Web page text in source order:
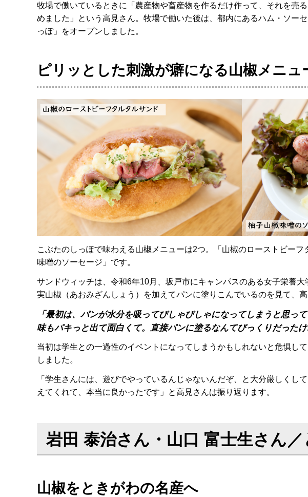
牧場で働いているときに「農産物や畜産物を作るだけ作って、それを売
めました」という高見さん。牧場で働いた後は、都内にあるハム・ソー
っぽ」をオープンしました。
ピリッとした刺激が癖になる山椒メニュ
こぶたのしっぽで味わえる山椒メニューは2つ。「山椒のローストビー
味噌のソーセージ」です。
サンドウィッチは、令和6年10月、坂戸市にキャンパスのある女子栄養
実山椒（あおみざんしょう）を加えてパンに塗りこんでいるのを見て、
「最初は、パンが水分を吸ってびしゃびしゃになってしまうと思っ
味もパキっと出て面白くて。直接パンに塗るなんてびっくりだったけ
当初は学生との一過性のイベントになってしまうかもしれないと危惧し
しました。
「学生さんには、遊びでやっているんじゃないんだぞ、と大分厳しくし
えてくれて、本当に良かったです」と高見さんは振り返ります。
岩田 泰治さん・山口 富士生さん
山椒をときがわの名産へ